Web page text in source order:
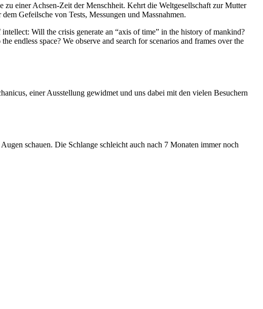
einer Achsen-Zeit der Menschheit. Kehrt die Weltgesellschaft zur Mutter
Gefeilsche von Tests, Messungen und Massnahmen.
Will the crisis generate an “axis of time” in the history of mankind?
endless space? We observe and search for scenarios and frames over the
einer Ausstellung gewidmet und uns dabei mit den vielen Besuchern
schauen. Die Schlange schleicht auch nach 7 Monaten immer noch